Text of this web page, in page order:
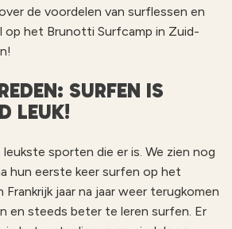
de voordelen van surflessen en
op het Brunotti Surfcamp in Zuid-
SURFEN IS
LEUK!
sporten die er is. We zien nog
hun eerste keer surfen op het
jaar na jaar weer terugkomen
en steeds beter te leren surfen. Er